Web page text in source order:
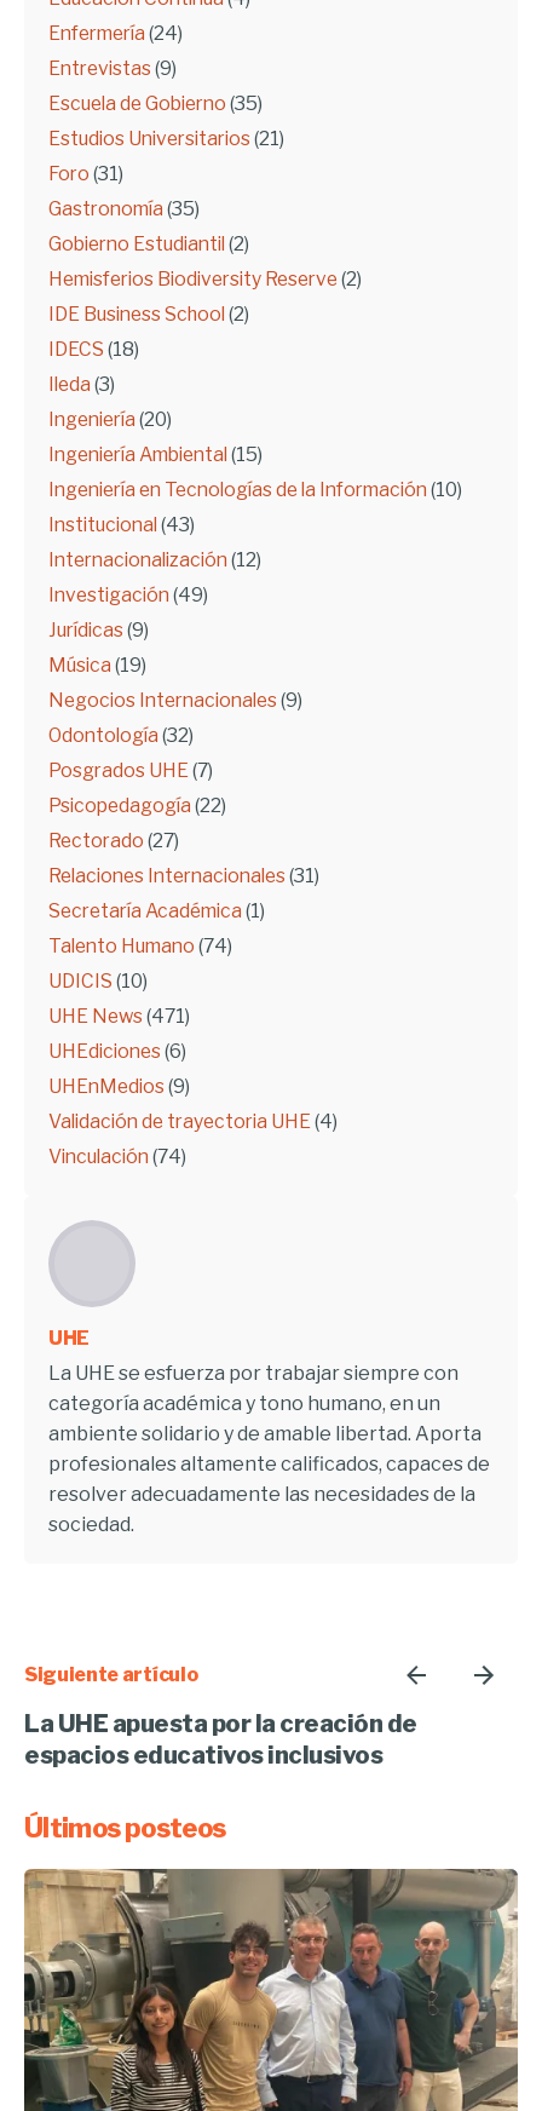
Enfermería (24)
Entrevistas (9)
Escuela de Gobierno (35)
Estudios Universitarios (21)
Foro (31)
Gastronomía (35)
Gobierno Estudiantil (2)
Hemisferios Biodiversity Reserve (2)
IDE Business School (2)
IDECS (18)
Ileda (3)
Ingeniería (20)
Ingeniería Ambiental (15)
Ingeniería en Tecnologías de la Información (10)
Institucional (43)
Internacionalización (12)
Investigación (49)
Jurídicas (9)
Música (19)
Negocios Internacionales (9)
Odontología (32)
Posgrados UHE(7)
Psicopedagogía (22)
Rectorado (27)
Relaciones Internacionales (31)
Secretaría Académica (1)
Talento Humano (74)
UDICIS (10)
UHE News (471)
UHEdiciones (6)
UHEnMedios (9)
Validación de trayectoria UHE(4)
Vinculación (74)
UHE
La UHE se esfuerza por trabajar siempre con
categoría académica y tono humano, en un
ambiente solidario y de amable libertad. Aporta
profesionales altamente calificados, capaces de
resolver adecuadamente las necesidades de la
sociedad.
Siguiente artículo
La UHE apuesta por la creación de
espacios educativos inclusivos
Últimos posteos